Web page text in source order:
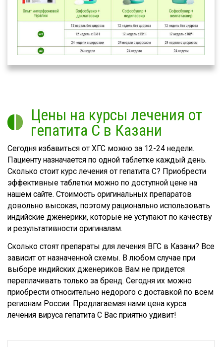
Цены на курсы лечения от
гепатита С в Казани
Сегодня избавиться от ХГС можно за 12-24 недели.
Пациенту назначается по одной таблетке каждый день.
Сколько стоит курс лечения от гепатита С? Приобрести
эффективные таблетки можно по доступной цене на
нашем сайте. Стоимость оригинальных препаратов
довольно высокая, поэтому рационально использовать
индийские дженерики, которые не уступают по качеству
и результативности оригиналам.
Сколько стоят препараты для лечения ВГС в Казани? Все
зависит от назначенной схемы. В любом случае при
выборе индийских дженериков Вам не придется
переплачивать только за бренд. Сегодня их можно
приобрести относительно недорого с доставкой по всем
регионам России. Предлагаемая нами цена курса
лечения вируса гепатита С Вас приятно удивит!